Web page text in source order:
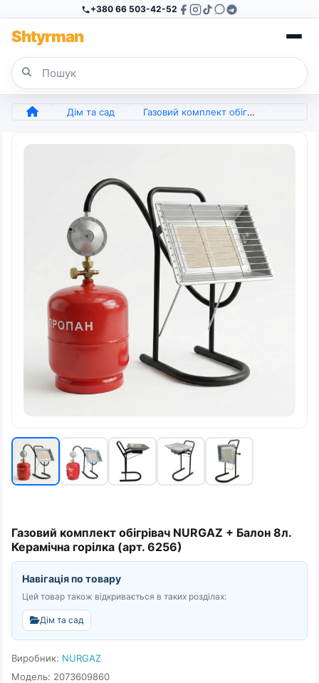
+380 66 503-42-52
Shtyrman
Дім та сад Газовий комплект обігрівач NURGAZ + Балон 8л. Керамічна горілка (арт. 6256)
Газовий комплект обігрівач NURGAZ + Балон 8л.
Керамічна горілка (арт. 6256)
Навігація по товару
Цей товар також відкривається в таких розділах:
Дім та сад
Виробник: NURGAZ
Модель: 2073609860